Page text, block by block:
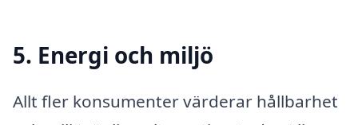
5. Energi och miljö
Allt fler konsumenter värderar hållbarhet